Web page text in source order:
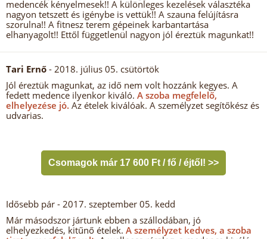
medencék kényelmesek!! A különleges kezelések választéka
nagyon tetszett és igénybe is vettük!! A szauna felújításra
szorulna!! A fitnesz terem gépeinek karbantartása
elhanyagolt!! Ettől függetlenül nagyon jól éreztük magunkat!!
Tari Ernő - 2018. július 05. csütörtök
Jól éreztük magunkat, az idő nem volt hozzánk kegyes. A
fedett medence ilyenkor kiváló. A szoba megfelelő,
elhelyezése jó. Az ételek kiválóak. A személyzet segítőkész és
udvarias.
Csomagok már 17 600 Ft / fő / éjtől! >>
Idősebb pár - 2017. szeptember 05. kedd
Már másodszor jártunk ebben a szállodában, jó
elhelyezkedés, kitűnő ételek. A személyzet kedves, a szoba